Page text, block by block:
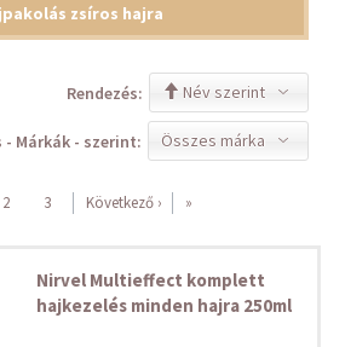
zsíros hajra
Név szerint
Rendezés:
Összes márka
- Márkák - szerint:
2 3 Következő › »
Nirvel Multieffect komplett
hajkezelés minden hajra 250ml